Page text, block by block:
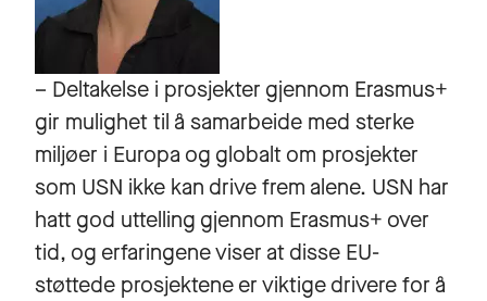
– Deltakelse i prosjekter gjennom Erasmus+
gir mulighet til å samarbeide med sterke
miljøer i Europa og globalt om prosjekter
som USN ikke kan drive frem alene. USN har
hatt god uttelling gjennom Erasmus+ over
tid, og erfaringene viser at disse EU-
støttede prosjektene er viktige drivere for å